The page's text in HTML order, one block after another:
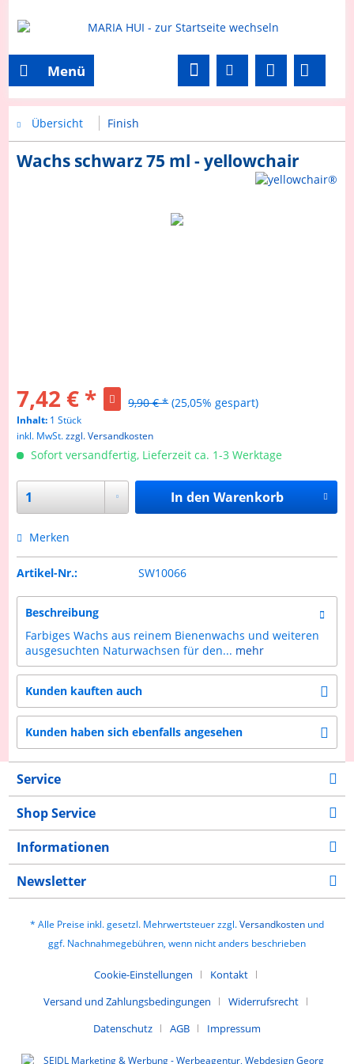
Menü
Übersicht Finish
Wachs schwarz 75 ml - yellowchair
7,42 € * 9,90 € * (25,05% gespart)
Inhalt: 1 Stück
inkl. MwSt.zzgl. Versandkosten
Sofort versandfertig, Lieferzeit ca. 1-3 Werktage
In den Warenkorb
Merken
Artikel-Nr.: SW10066
Beschreibung
Farbiges Wachs aus reinem Bienenwachs und weiteren
ausgesuchten Naturwachsen für den... mehr
Kunden kauften auch
Kunden haben sich ebenfalls angesehen
Service
Shop Service
Informationen
Newsletter
* Alle Preise inkl. gesetzl. Mehrwertsteuer zzgl.Versandkosten und
ggf. Nachnahmegebühren, wenn nicht anders beschrieben
Cookie-Einstellungen
Kontakt
Versand und Zahlungsbedingungen
Widerrufsrecht
Datenschutz
AGB Impressum